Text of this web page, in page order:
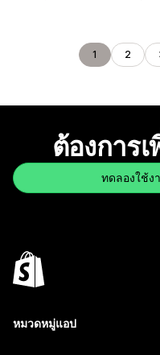
1 2
ต้องการ
ทดลองใช้ง
หมวดหมู่แอป